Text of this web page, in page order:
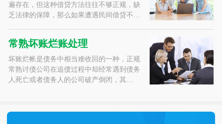
遍存在，但这种借贷方法往往不够正规，缺
乏法律的保障，那么如果遭遇民间借贷不…
常熟坏账烂账处理
坏账烂帐是债务中相当难收回的一种，正规
常熟讨债公司在追债过程中却经常遇到债务
人死亡或者债务人的公司破产倒闭，其…